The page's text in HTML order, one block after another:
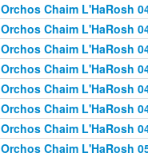
Orchos Chaim L'HaRosh
Orchos Chaim L'HaRosh
Orchos Chaim L'HaRosh
Orchos Chaim L'HaRosh
Orchos Chaim L'HaRosh
Orchos Chaim L'HaRosh
Orchos Chaim L'HaRosh
Orchos Chaim L'HaRosh